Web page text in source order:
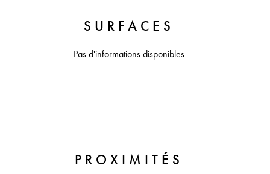
SURFACES
Pas d'informations disponibles
PROXIMITÉS